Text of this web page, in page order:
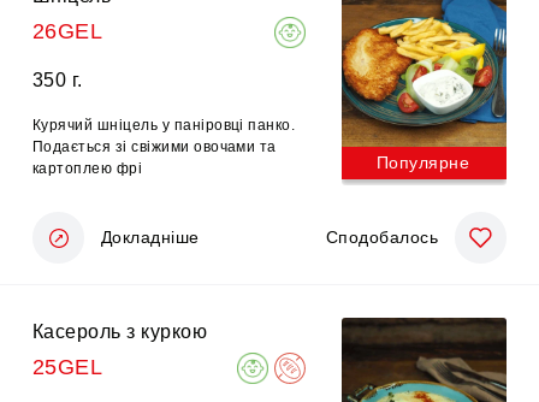
26GEL
350 г.
Курячий шніцель у паніровці панко.
Подається зі свіжими овочами та
картоплею фрі
Популярне
Докладніше Сподобалось
Касероль з куркою
25GEL